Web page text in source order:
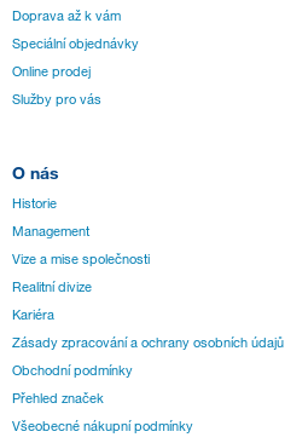
Doprava až k vám
Speciální objednávky
Online prodej
Služby pro vás
O nás
Historie
Management
Vize a mise společnosti
Realitní divize
Kariéra
Zásady zpracování a ochrany osobních údajů
Obchodní podmínky
Přehled značek
Všeobecné nákupní podmínky